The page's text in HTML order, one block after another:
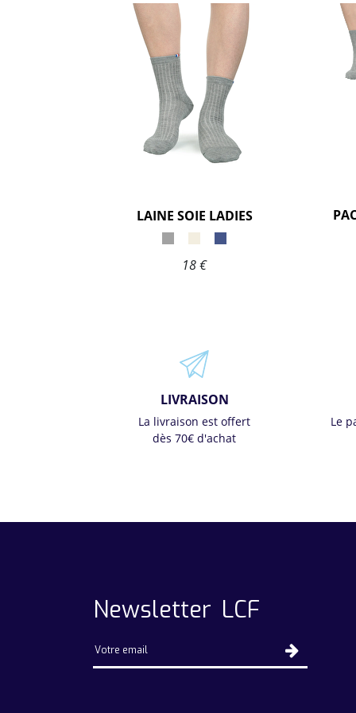
LAINE SOIE LADIES
18 €
LIVRAISON
La livraison est offert
dès 70€ d'achat
Le
Newsletter LCF